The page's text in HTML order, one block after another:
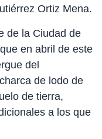
Ortiz Mena.
de la Ciudad de
en abril de este
del
de lodo de
de tierra,
a los que